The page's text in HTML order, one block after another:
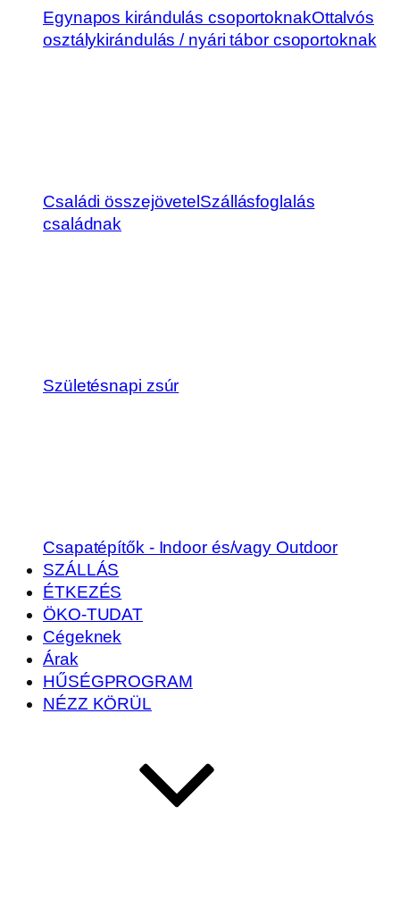
Egynapos kirándulás csoportoknakOttalvós
osztálykirándulás / nyári tábor csoportoknak
Családi összejövetelSzállásfoglalás
családnak
Születésnapi zsúr
Csapatépítők - Indoor és/vagy Outdoor
SZÁLLÁS
ÉTKEZÉS
ÖKO-TUDAT
Cégeknek
Árak
HŰSÉGPROGRAM
NÉZZ KÖRÜL